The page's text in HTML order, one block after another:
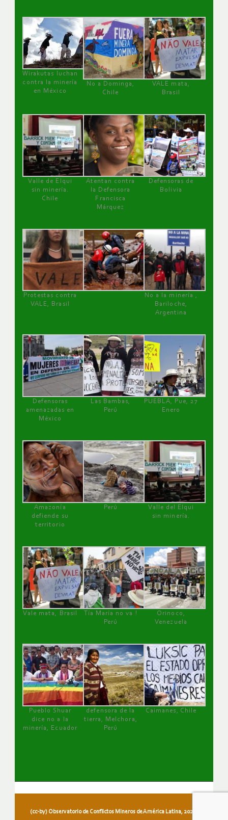
Wirakutas luchan
contra la minería
en México
No a Dominga,
Chile
VALE mata,
Brasil
Valle de Elqui
sin minería.
Chile
Atentan contra
la Defensora
Francisca
Márquez
Defensoras de
Bolivia
Protestas contra
VALE, Brasil
No a la minería ,
Bariloche,
Argentina
Defensoras
amenazadas en
México
Las Bambas,
Perú
PUEBLA, Pue, 27
Enero
Amazonía
defiende su
territorio
Perú
Valle del Elqui
sin minería.
Vale mata, Brasil
Tía María no va !
Perú
Orinoco,
Venezuela
Pueblo Shuar
dice no a la
minería, Ecuador
defensora de la
tierra, Melchora,
Perú
Caimanes, Chile
(cc-by) Observatorio de Conflictos Mineros de América Latina, 2026